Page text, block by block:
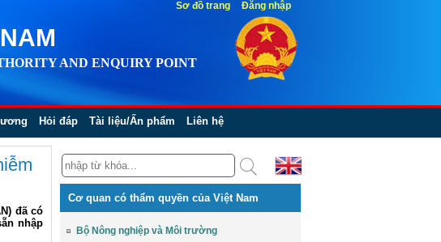
AND ENQUIRY POINT
Hỏi đáp Tài liệu/Ấn phẩm Liên hệ
đã có
nhập
Cơ quan có thẩm quyền của Việt Nam
Bộ Nông nghiệp và Môi trường
Sơ đồ trang Đăng nhập